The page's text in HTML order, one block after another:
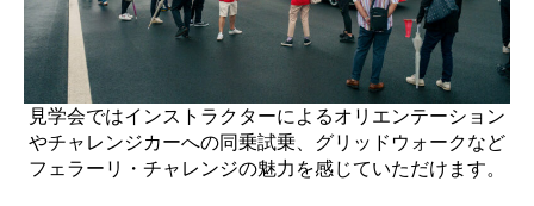
見学会ではインストラクターによるオリエンテーション
やチャレンジカーへの同乗試乗、グリッドウォークなど
フェラーリ・チャレンジの魅力を感じていただけます。